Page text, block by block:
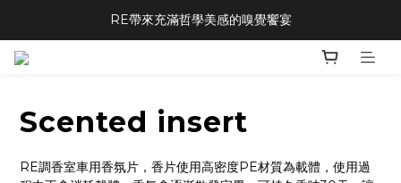
RE帶來充滿哲學美感的嗅覺饗宴
Scented insert
RE調香室車用香氛片，香片使用高密度PE材質為載體，使用過